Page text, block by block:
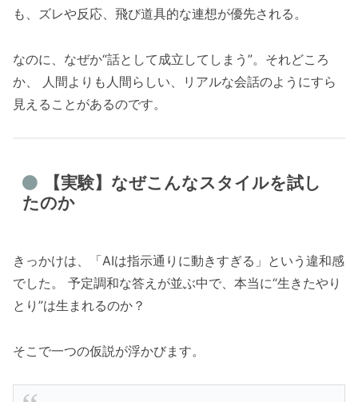
も、ズレや反応、飛び道具的な連想が優先される。
なのに、なぜか“話として成立してしまう”。それどころ
か、 人間よりも人間らしい、リアルな会話のようにすら
見えることがあるのです。
【実験】なぜこんなスタイルを試し
たのか
きっかけは、「AIは指示通りに動きすぎる」という違和感
でした。 予定調和な答えが並ぶ中で、本当に“生きたやり
とり”は生まれるのか？
そこで一つの仮説が浮かびます。